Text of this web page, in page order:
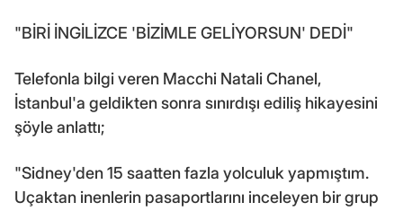
"BİRİ İNGİLİZCE 'BİZİMLE GELİYORSUN' DEDİ"
Telefonla bilgi veren Macchi Natali Chanel,
İstanbul'a geldikten sonra sınırdışı ediliş hikayesini
şöyle anlattı;
"Sidney'den 15 saatten fazla yolculuk yapmıştım.
Uçaktan inenlerin pasaportlarını inceleyen bir grup